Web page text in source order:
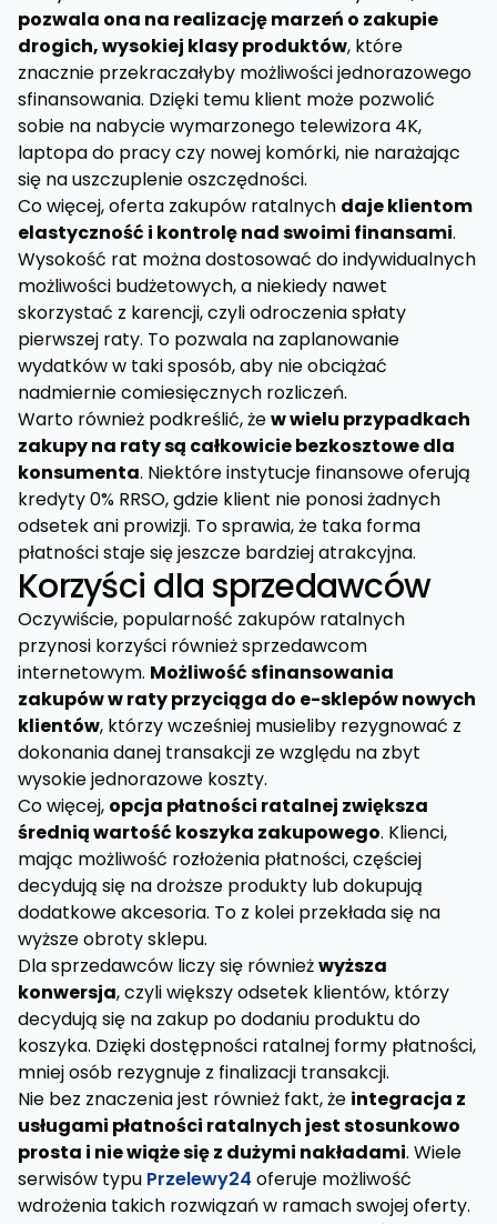
pozwala ona na realizację marzeń o zakupie
drogich, wysokiej klasy produktów, które
znacznie przekraczałyby możliwości jednorazowego
sfinansowania. Dzięki temu klient może pozwolić
sobie na nabycie wymarzonego telewizora 4K,
laptopa do pracy czy nowej komórki, nie narażając
się na uszczuplenie oszczędności.
Co więcej, oferta zakupów ratalnych daje klientom
elastyczność i kontrolę nad swoimi finansami.
Wysokość rat można dostosować do indywidualnych
możliwości budżetowych, a niekiedy nawet
skorzystać z karencji, czyli odroczenia spłaty
pierwszej raty. To pozwala na zaplanowanie
wydatków w taki sposób, aby nie obciążać
nadmiernie comiesięcznych rozliczeń.
Warto również podkreślić, żew wielu przypadkach
zakupy na raty są całkowicie bezkosztowe dla
konsumenta. Niektóre instytucje finansowe oferują
kredyty 0% RRSO, gdzie klient nie ponosi żadnych
odsetek ani prowizji. To sprawia, że taka forma
płatności staje się jeszcze bardziej atrakcyjna.
Korzyści dla sprzedawców
Oczywiście, popularność zakupów ratalnych
przynosi korzyści również sprzedawcom
internetowym. Możliwość sfinansowania
zakupów w raty przyciąga do e-sklepów nowych
klientów, którzy wcześniej musieliby rezygnować z
dokonania danej transakcji ze względu na zbyt
wysokie jednorazowe koszty.
Co więcej, opcja płatności ratalnej zwiększa
średnią wartość koszyka zakupowego. Klienci,
mając możliwość rozłożenia płatności, częściej
decydują się na droższe produkty lub dokupują
dodatkowe akcesoria. To z kolei przekłada się na
wyższe obroty sklepu.
Dla sprzedawców liczy się równieżwyższa
konwersja, czyli większy odsetek klientów, którzy
decydują się na zakup po dodaniu produktu do
koszyka. Dzięki dostępności ratalnej formy płatności,
mniej osób rezygnuje z finalizacji transakcji.
Nie bez znaczenia jest również fakt, że integracja z
usługami płatności ratalnych jest stosunkowo
prosta i nie wiąże się z dużymi nakładami. Wiele
serwisów typu Przelewy24 oferuje możliwość
wdrożenia takich rozwiązań w ramach swojej oferty.